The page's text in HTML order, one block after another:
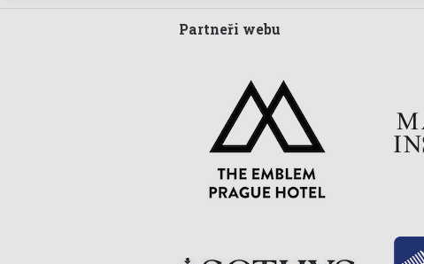
Partneři webu